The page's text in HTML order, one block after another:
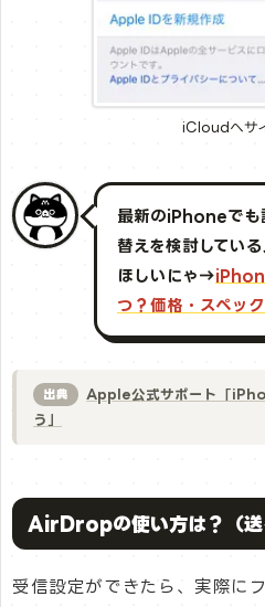
iCloudへサ
最新のiPhoneでも
替えを検討してい
ほしいにゃ→
つ？価格・スペッ
出典
Apple公式サポート「
う」
AirDropの使い方は？（送
受信設定ができたら、実際に